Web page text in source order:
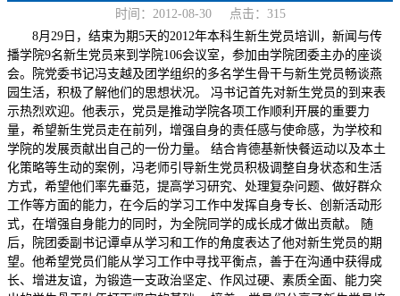
时间：2012-08-30 点击： 315
8月29日，结束为期5天的2012年本科生新生党员培训，新闻与传
播学院9名新生党员来到学院106会议室，参加由学院团委主办的座谈
会。院党委书记冯支越及团学组织的多名学生骨干与新生党员畅谈燕
园生活，积极了解他们的思想状况。 冯书记首先对新生党员的到来表
示热烈欢迎。他表示，党员是推动学院各项工作顺利开展的重要力
量，希望新生党员走在前列，增强自身的责任感与使命感，为学校和
学院的发展贡献出自己的一份力量。 结合肯德基新快餐运动以及本土
化策略等生动的案例，冯老师引导新生党员积极调整自身状态和生活
方式，希望他们率先垂范，提高学习研究、处理复杂问题、做好群众
工作等方面的能力，在今后的学习工作中发挥自身专长、创新活动形
式，在增强自身能力的同时，为全院同学的成长成才做出贡献。 随
后，院团委副书记谭卓从学习和工作的角度表达了他对新生党员的期
望。他希望党员们能从学习工作中寻找平衡点，善于在沟通中获得成
长、增进友谊，为锻造一支政治坚定、作风过硬、素质全面、能力突